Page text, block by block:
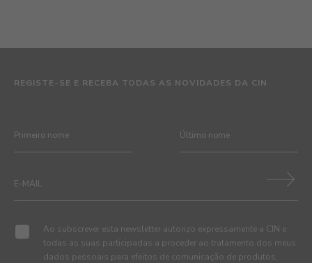
REGISTE-SE E RECEBA TODAS AS NOVIDADES DA CIN
Ao subscrever esta newsletter autorizo expressamente a CIN e
todas as suas participadas a proceder ao tratamento dos meus
dados pessoais para efeitos de comunicação de produtos,